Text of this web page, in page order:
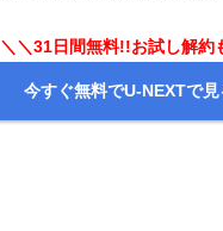
＼＼31日間無料!!お試し解約
今すぐ無料でU-NEXTで見